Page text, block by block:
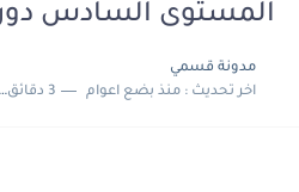
المستوى السادس دورة
مدونة قسمي
اخر تحديث :منذ بضع اعوام 3 دقائق للقراءة